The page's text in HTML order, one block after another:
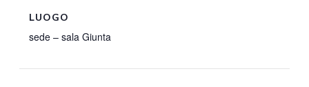
LUOGO
sede – sala Giunta